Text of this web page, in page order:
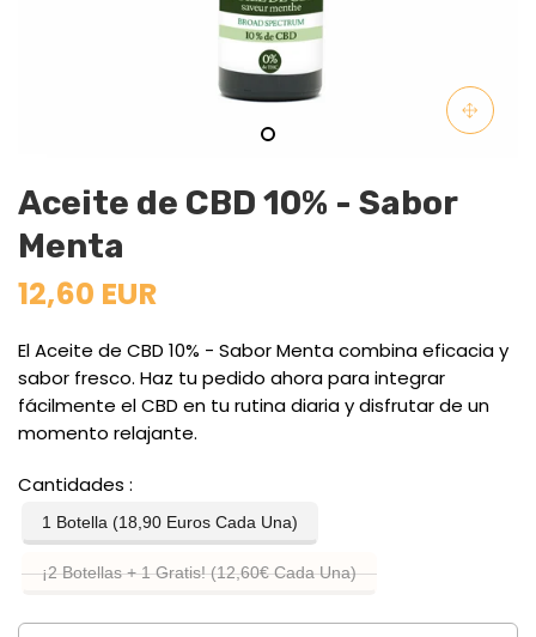
Aceite de CBD 10% - Sabor
Menta
12,60 EUR
El Aceite de CBD 10% - Sabor Menta combina eficacia y
sabor fresco. Haz tu pedido ahora para integrar
fácilmente el CBD en tu rutina diaria y disfrutar de un
momento relajante.
Cantidades
1 Botella (18,90 Euros Cada Una)
¡2 Botellas + 1 Gratis! (12,60€ Cada Una)